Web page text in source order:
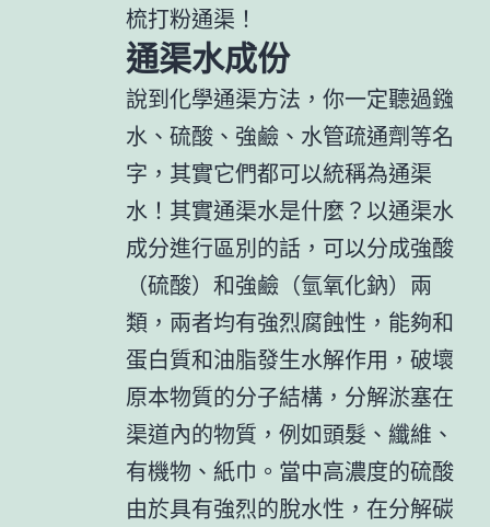
梳打粉通渠！
通渠水成份
說到化學通渠方法，你一定聽過鏹
水、硫酸、強鹼、水管疏通劑等名
字，其實它們都可以統稱為通渠
水！其實通渠水是什麼？以通渠水
成分進行區別的話，可以分成強酸
（硫酸）和強鹼（氫氧化鈉）兩
類，兩者均有強烈腐蝕性，能夠和
蛋白質和油脂發生水解作用，破壞
原本物質的分子結構，分解淤塞在
渠道內的物質，例如頭髮、纖維、
有機物、紙巾。當中高濃度的硫酸
由於具有強烈的脫水性，在分解碳